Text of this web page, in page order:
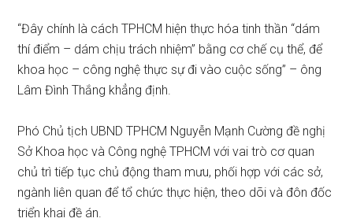
“Đây chính là cách TPHCM hiện thực hóa tinh thần “dám
thí điểm – dám chịu trách nhiệm” bằng cơ chế cụ thể, để
khoa học – công nghệ thực sự đi vào cuộc sống” – ông
Lâm Đình Thắng khẳng định.
Phó Chủ tịch UBND TPHCM Nguyễn Mạnh Cường đề nghị
Sở Khoa học và Công nghệ TPHCM với vai trò cơ quan
chủ trì tiếp tục chủ động tham mưu, phối hợp với các sở,
ngành liên quan để tổ chức thực hiện, theo dõi và đôn đốc
triển khai đề án.